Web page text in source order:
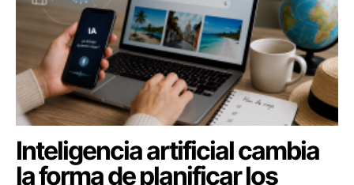
Inteligencia artificial cambia
la forma de planificar los